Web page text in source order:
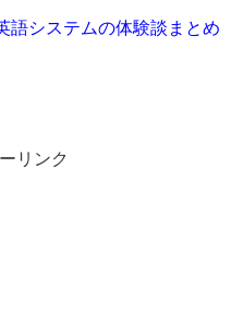
語システムの体験談まとめ
リンク